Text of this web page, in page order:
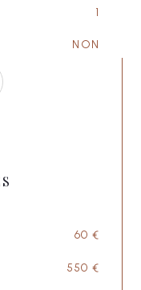
1
NON
60 €
550 €